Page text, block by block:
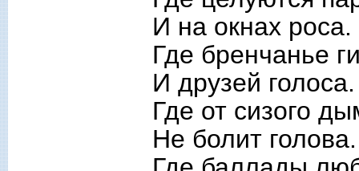
И на окнах роса.
Где бренчанье
И друзей голоса.
Где от сизого
Не болит голова.